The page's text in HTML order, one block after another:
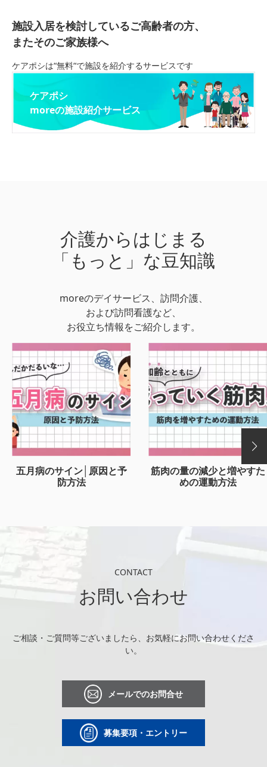
施設入居を検討しているご高齢者の方、
またそのご家族様へ
ケアポシは“無料“で施設を紹介するサービスです
ケアポシ
moreの施設紹介サービス
介護からはじまる
「もっと」な豆知識
moreのデイサービス、訪問介護、
および訪問看護など、
お役立ち情報をご紹介します。
五月病のサイン│原因と予
防方法
筋肉の量の減少と増やすた
めの運動方法
CONTACT
お問い合わせ
ご相談・ご質問等ございましたら、お気軽にお問い合わせくださ
い。
メールでのお問合せ
募集要項・エントリー